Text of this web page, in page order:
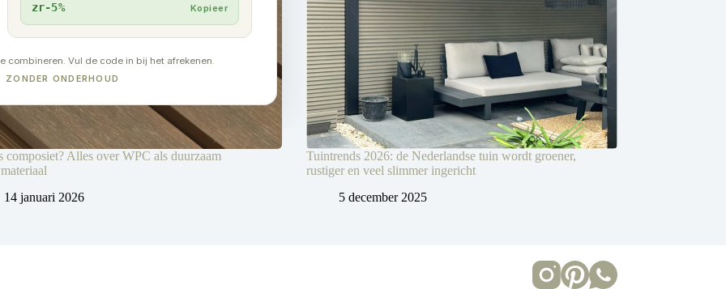
zr-5% Kopieer
combineren. Vul de code in bij het afrekenen.
ZONDER ONDERHOUD
composiet? Alles over WPC als duurzaam
14 januari 2026
Tuintrends 2026: de Nederlandse tuin wordt groener,
rustiger en veel slimmer ingericht
5 december 2025